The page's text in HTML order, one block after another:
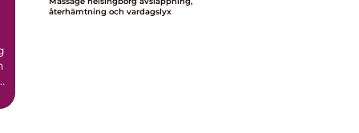
återhämtning och vardagslyx